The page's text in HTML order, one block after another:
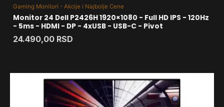
Gaming Monitori - Akcije i Najbolje Cene
Monitor 24 Dell P2426H 1920×1080 - Full HD IPS - 120Hz
- 5ms - HDMI - DP - 4xUSB - USB-C - Pivot
24.490,00 RSD